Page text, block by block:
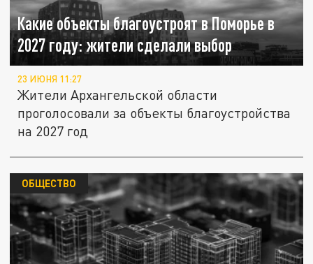
Какие объекты благоустроят в Поморье в
2027 году: жители сделали выбор
23 ИЮНЯ 11:27
Жители Архангельской области
проголосовали за объекты благоустройства
на 2027 год
ОБЩЕСТВО